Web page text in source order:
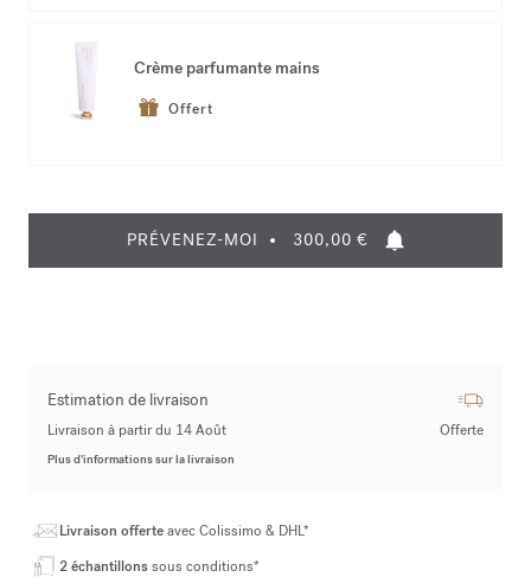
Crème parfumante mains
Offert
PRÉVENEZ-MOI 300,00 €
Estimation de livraison
Livraison à partir du 14 Août Offerte
Plus d’informations sur la livraison
Livraison offerteavec Colissimo & DHL*
2 échantillonssous conditions*